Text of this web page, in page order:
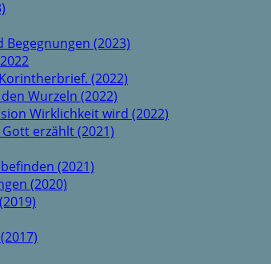
(2023)
(2022)
Wurzeln (2022)
Wirklichkeit wird (2022)
erzählt (2021)
(2021)
(2020)